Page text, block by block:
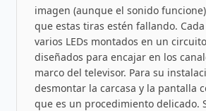
imagen (aunque el sonido
que estas tiras estén fallando.
varios LEDs montados en un
diseñados para encajar en los
marco del televisor. Para su
desmontar la carcasa y la pantalla
que es un procedimiento delicado.